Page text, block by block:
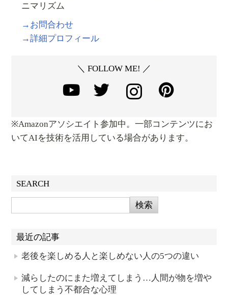
ニマリズム
→お問合わせ
→詳細プロフィール
＼ FOLLOW ME! ／
※Amazonアソシエイト参加中。一部コンテンツにお
いてAIを技術を活用している場合があります。
SEARCH
最近の記事
老後を楽しめる人と楽しめない人の5つの違い
減らしたのにまた増えてしまう…人間が物を増や
してしまう不都合な心理